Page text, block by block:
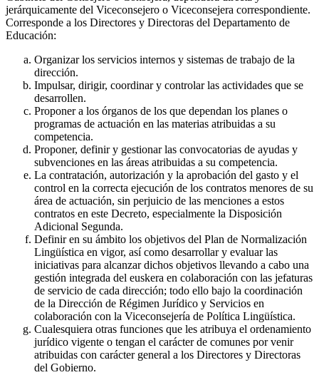
jerárquicamente del Viceconsejero o Viceconsejera correspondiente.
Corresponde a los Directores y Directoras del Departamento de
Educación:
Organizar los servicios internos y sistemas de trabajo de la
dirección.
Impulsar, dirigir, coordinar y controlar las actividades que se
desarrollen.
Proponer a los órganos de los que dependan los planes o
programas de actuación en las materias atribuidas a su
competencia.
Proponer, definir y gestionar las convocatorias de ayudas y
subvenciones en las áreas atribuidas a su competencia.
La contratación, autorización y la aprobación del gasto y el
control en la correcta ejecución de los contratos menores de su
área de actuación, sin perjuicio de las menciones a estos
contratos en este Decreto, especialmente la Disposición
Adicional Segunda.
Definir en su ámbito los objetivos del Plan de Normalización
Lingüística en vigor, así como desarrollar y evaluar las
iniciativas para alcanzar dichos objetivos llevando a cabo una
gestión integrada del euskera en colaboración con las jefaturas
de servicio de cada dirección; todo ello bajo la coordinación
de la Dirección de Régimen Jurídico y Servicios en
colaboración con la Viceconsejería de Política Lingüística.
Cualesquiera otras funciones que les atribuya el ordenamiento
jurídico vigente o tengan el carácter de comunes por venir
atribuidas con carácter general a los Directores y Directoras
del Gobierno.